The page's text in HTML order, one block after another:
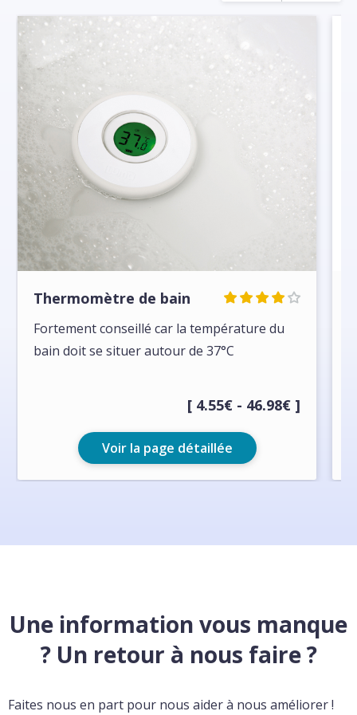
Thermomètre de bain
Fortement conseillé car la température du
bain doit se situer autour de 37°C
[ 4.55€ - 46.98€ ]
Voir la page détaillée
Une information vous manque
? Un retour à nous faire ?
Faites nous en part pour nous aider à nous améliorer !